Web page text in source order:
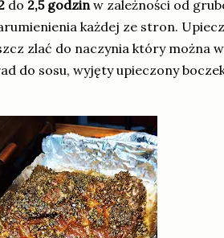
do 2,5 godzin w zależności od
każdej ze stron.
zlać do naczynia który można
do sosu, wyjęty upieczony